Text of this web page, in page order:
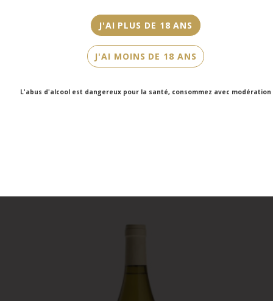
J'AI PLUS DE 18 ANS
J'AI MOINS DE 18 ANS
L'abus d'alcool est dangereux pour la santé, consommez avec modération
Marsanne, Picardan, Picpoul
150cl
partir du 31 août.
Les commandes
en click-and-
collect (cave
Faubourg Saint-
Victor Hugo)